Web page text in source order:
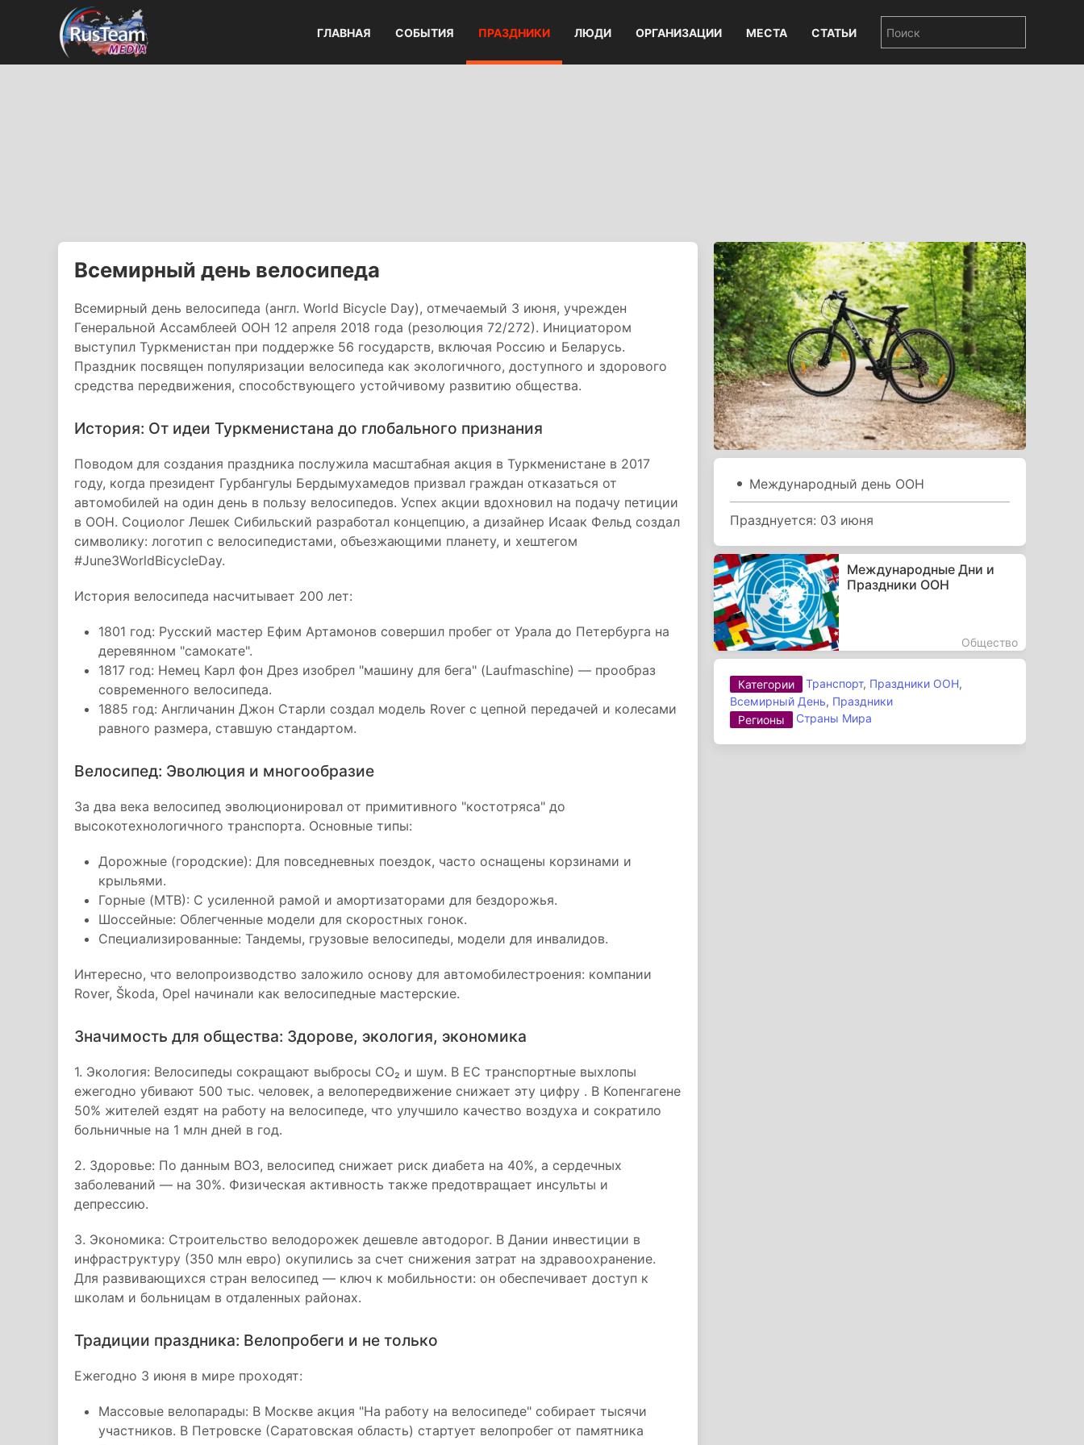
ГЛАВНАЯ СОБЫТИЯ ПРАЗДНИКИ ЛЮДИ ОРГАНИЗАЦИИ МЕСТА СТАТЬИ
Всемирный день велосипеда
Всемирный день велосипеда (англ. World Bicycle Day), отмечаемый 3 июня, учрежден
Генеральной Ассамблеей ООН 12 апреля 2018 года (резолюция 72/272). Инициатором
выступил Туркменистан при поддержке 56 государств, включая Россию и Беларусь.
Праздник посвящен популяризации велосипеда как экологичного, доступного и здорового
средства передвижения, способствующего устойчивому развитию общества.
История: От идеи Туркменистана до глобального признания
Поводом для создания праздника послужила масштабная акция в Туркменистане в 2017
году, когда президент Гурбангулы Бердымухамедов призвал граждан отказаться от
автомобилей на один день в пользу велосипедов. Успех акции вдохновил на подачу петиции
в ООН. Социолог Лешек Сибильский разработал концепцию, а дизайнер Исаак Фельд создал
символику: логотип с велосипедистами, объезжающими планету, и хештегом
#June3WorldBicycleDay.
История велосипеда насчитывает 200 лет:
1801 год: Русский мастер Ефим Артамонов совершил пробег от Урала до Петербурга на
деревянном "самокате".
1817 год: Немец Карл фон Дрез изобрел "машину для бега" (Laufmaschine) — прообраз
современного велосипеда.
1885 год: Англичанин Джон Старли создал модель Rover с цепной передачей и колесами
равного размера, ставшую стандартом.
Велосипед: Эволюция и многообразие
За два века велосипед эволюционировал от примитивного "костотряса" до
высокотехнологичного транспорта. Основные типы:
Дорожные (городские): Для повседневных поездок, часто оснащены корзинами и
крыльями.
Горные (MTB): С усиленной рамой и амортизаторами для бездорожья.
Шоссейные: Облегченные модели для скоростных гонок.
Специализированные: Тандемы, грузовые велосипеды, модели для инвалидов.
Интересно, что велопроизводство заложило основу для автомобилестроения: компании
Rover, Škoda, Opel начинали как велосипедные мастерские.
Значимость для общества: Здорове, экология, экономика
1. Экология: Велосипеды сокращают выбросы CO₂ и шум. В ЕС транспортные выхлопы
ежегодно убивают 500 тыс. человек, а велопередвижение снижает эту цифру . В Копенгагене
50% жителей ездят на работу на велосипеде, что улучшило качество воздуха и сократило
больничные на 1 млн дней в год.
2. Здоровье: По данным ВОЗ, велосипед снижает риск диабета на 40%, а сердечных
заболеваний — на 30%. Физическая активность также предотвращает инсульты и
депрессию.
3. Экономика: Строительство велодорожек дешевле автодорог. В Дании инвестиции в
инфраструктуру (350 млн евро) окупились за счет снижения затрат на здравоохранение.
Для развивающихся стран велосипед — ключ к мобильности: он обеспечивает доступ к
школам и больницам в отдаленных районах.
Традиции праздника: Велопробеги и не только
Ежегодно 3 июня в мире проходят:
Массовые велопарады: В Москве акция "На работу на велосипеде" собирает тысячи
участников. В Петровске (Саратовская область) стартует велопробег от памятника
Международный день ООН
Празднуется: 03 июня
Международные Дни и
Праздники ООН
Общество
Категории Транспорт, Праздники ООН,
Всемирный День, Праздники
Регионы
Страны Мира